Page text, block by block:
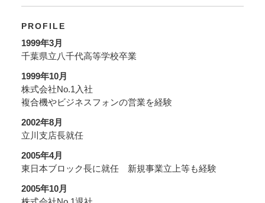
PROFILE
1999年3月
千葉県立八千代高等学校卒業
1999年10月
株式会社No.1入社
複合機やビジネスフォンの営業を経験
2002年8月
立川支店長就任
2005年4月
東日本ブロック長に就任 新規事業立上等も経験
2005年10月